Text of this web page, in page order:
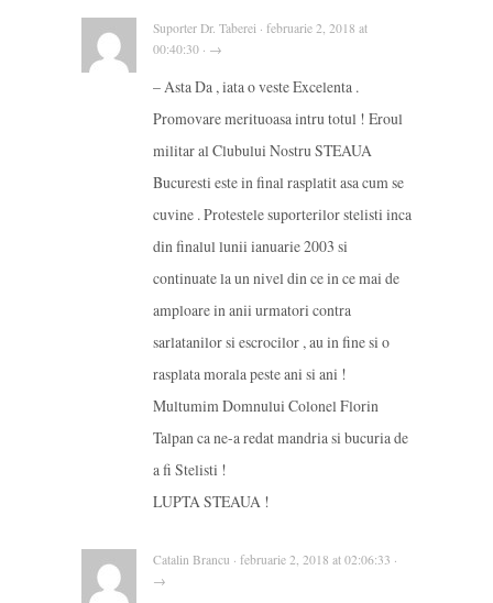
Suporter Dr. Taberei · februarie 2, 2018 at
00:40:30 · →
– Asta Da , iata o veste Excelenta .
Promovare merituoasa intru totul ! Eroul
militar al Clubului Nostru STEAUA
Bucuresti este in final rasplatit asa cum se
cuvine . Protestele suporterilor stelisti inca
din finalul lunii ianuarie 2003 si
continuate la un nivel din ce in ce mai de
amploare in anii urmatori contra
sarlatanilor si escrocilor , au in fine si o
rasplata morala peste ani si ani !
Multumim Domnului Colonel Florin
Talpan ca ne-a redat mandria si bucuria de
a fi Stelisti !
LUPTA STEAUA !
Catalin Brancu · februarie 2, 2018 at 02:06:33 ·
→